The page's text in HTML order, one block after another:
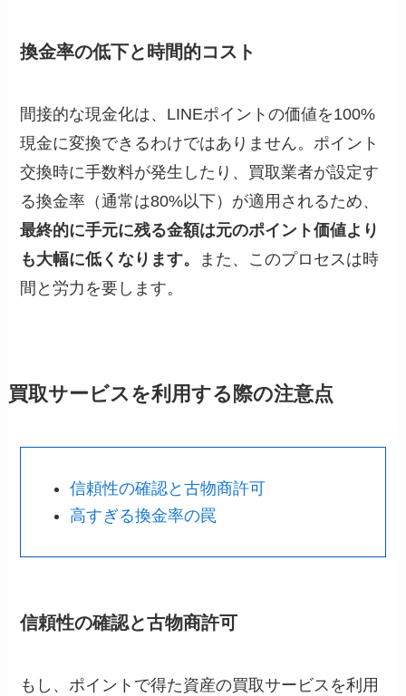
換金率の低下と時間的コスト
間接的な現金化は、LINEポイントの価値を100%
現金に変換できるわけではありません。ポイント
交換時に手数料が発生したり、買取業者が設定す
る換金率（通常は80%以下）が適用されるため、
最終的に手元に残る金額は元のポイント価値より
も大幅に低くなります。
また、このプロセスは時
間と労力を要します。
買取サービスを利用する際の注意点
信頼性の確認と古物商許可
高すぎる換金率の罠
信頼性の確認と古物商許可
もし、ポイントで得た資産の買取サービスを利用